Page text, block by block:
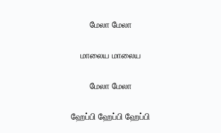
மேலா மேலா
மாலைய மாலைய
மேலா மேலா
ஹேப்பி ஹேப்பி ஹேப்பி